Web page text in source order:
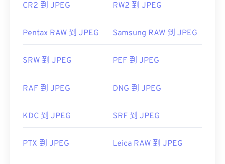
CR2 到 JPEG RW2 到 JPEG
Pentax RAW 到 JPEG Samsung RAW 到 JPEG
SRW 到 JPEG PEF 到 JPEG
RAF 到 JPEG DNG 到 JPEG
KDC 到 JPEG SRF 到 JPEG
PTX 到 JPEG Leica RAW 到 JPEG